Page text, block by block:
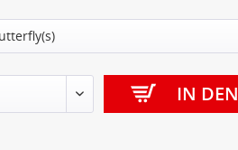
IN DEN